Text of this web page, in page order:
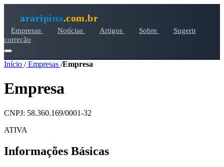
araripina.com.br
Empresas Notícias Artigos Sobre
Sugerir
correção
Início /Empresas /Empresa
Empresa
CNPJ: 58.360.169/0001-32
ATIVA
Informações Básicas